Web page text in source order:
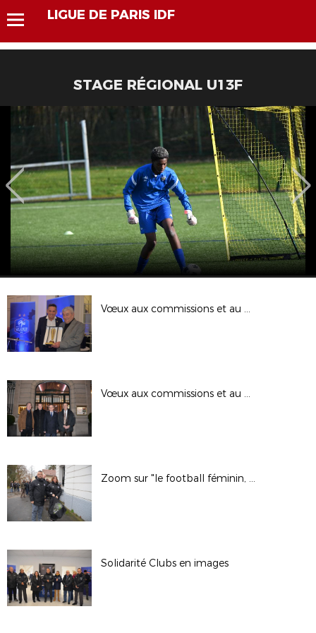
LIGUE DE PARIS IDF
STAGE RÉGIONAL U13F
Vœux aux commissions et au CCJ 2/2
Vœux aux commissions et au CCJ 1/2
Zoom sur "le football féminin, c'est déjà un but"
Solidarité Clubs en images